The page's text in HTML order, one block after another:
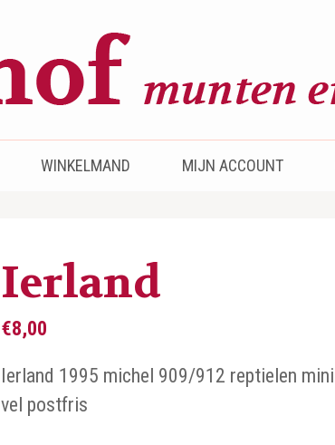
WINKELMAND MIJN ACCOUNT
Ierland
€8,00
Ierland 1995 michel 909/912 reptielen mini
vel postfris